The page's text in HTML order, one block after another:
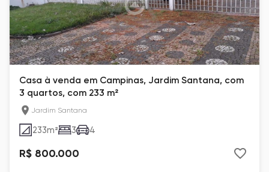
Casa à venda em Campinas, Jardim Santana, com
3 quartos, com 233 m²
Jardim Santana
233m² 3 4
R$ 800.000